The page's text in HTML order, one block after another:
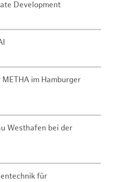
Development
im Hamburger
Westhafen bei der
für